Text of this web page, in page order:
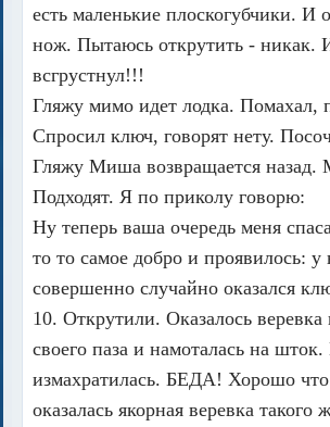
есть маленькие плоскогубчики. И
нож. Пытаюсь открутить - никак.
всгрустнул!!!
Гляжу мимо идет лодка. Помахал,
Спросил ключ, говорят нету.
Гляжу Миша возвращается
Подходят. Я по приколу говорю:
Ну теперь ваша очередь меня
то то самое добро и проявилось: у
совершенно случайно оказался
10. Открутили. Оказалось веревка
своего паза и намоталась на
измахратилась. БЕДА! Хорошо
оказалась якорная веревка такого